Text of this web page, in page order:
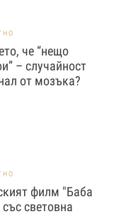
че “нещо
– случайност
от мозъка?
филм "Баба
световна